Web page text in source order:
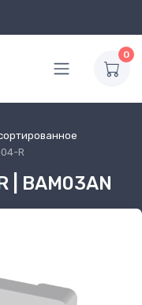
0
R
| BAM03AN